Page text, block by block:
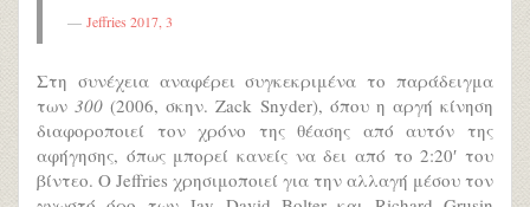
Jeffries 2017, 3
Στη συνέχεια αναφέρει συγκεκριμένα το παράδειγμα
των300 (2006, σκην. Zack Snyder), όπου η αργή κίνηση
διαφοροποιεί τον χρόνο της θέασης από αυτόν της
αφήγησης, όπως μπορεί κανείς να δει από το 2:20′ του
βίντεο. Ο Jeffries χρησιμοποιεί για την αλλαγή μέσου τον